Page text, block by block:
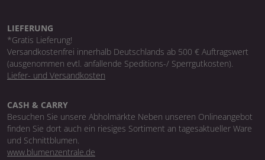
LIEFERUNG
*Gratis Lieferung!
Versandkostenfrei innerhalb Deutschlands ab 500 € Auftragswert
(ausgenommen evtl. anfallende Speditions-/ Sperrgutkosten).
Liefer- und Versandkosten
CASH & CARRY
Besuchen Sie unsere Abholmärkte Neben unseren Onlineangebot
finden Sie dort auch ein riesiges Sortiment an tagesaktueller Ware
und Schnittblumen.
www.blumenzentrale.de